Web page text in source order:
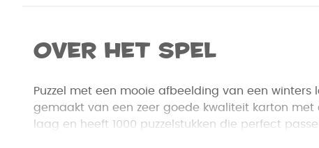
Over het spel
Puzzel met een mooie afbeelding van een winters
gemaakt van een zeer goede kwaliteit karton met
laag en heeft 1000 puzzelstukken die perfect